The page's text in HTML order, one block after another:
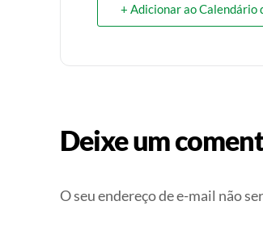
+ Adicionar ao Calendário
Deixe um
O seu endereço de e-mail não